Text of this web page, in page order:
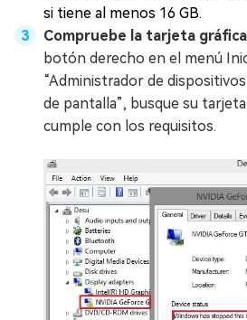
si tiene al menos 16 GB.
Compruebe la tarjeta
botón derecho en el menú
“Administrador de
de pantalla”, busque su
cumple con los requisitos.